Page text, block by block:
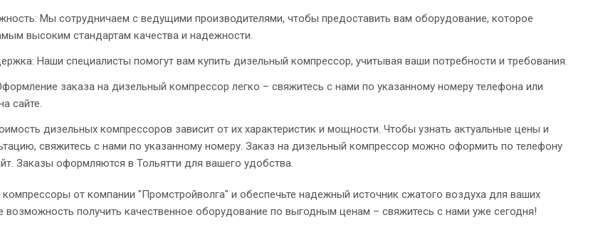
Мы сотрудничаем с ведущими производителями, чтобы предоставить вам оборудование, которое
высоким стандартам качества и надежности.
Наши специалисты помогут вам купить дизельный компрессор, учитывая ваши потребности и требования.
заказа на дизельный компрессор легко – свяжитесь с нами по указанному номеру телефона или
сайте.
дизельных компрессоров зависит от их характеристик и мощности. Чтобы узнать актуальные цены и
свяжитесь с нами по указанному номеру. Заказ на дизельный компрессор можно оформить по телефону
Заказы оформляются в Тольятти для вашего удобства.
от компании "Промстройволга" и обеспечьте надежный источник сжатого воздуха для ваших
возможность получить качественное оборудование по выгодным ценам – свяжитесь с нами уже сегодня!